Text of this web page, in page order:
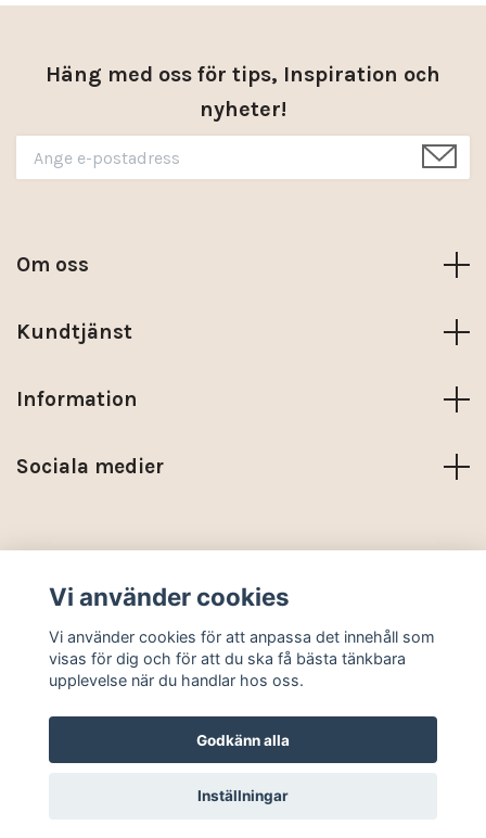
Häng med oss för tips, Inspiration och
nyheter!
Om oss
Kundtjänst
Information
Sociala medier
Vi använder cookies
Vi använder cookies för att anpassa det innehåll som
visas för dig och för att du ska få bästa tänkbara
upplevelse när du handlar hos oss.
Godkänn alla
Inställningar